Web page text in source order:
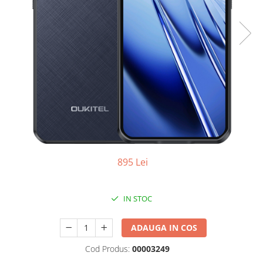
Slow Cooker
Gătit cu Aburi
Friteuze Aer Cald / Air Fryer
Roboți Aspirator
Roboți Geamuri
895 Lei
IN STOC
ADAUGA IN COS
Cod Produs: 00003249